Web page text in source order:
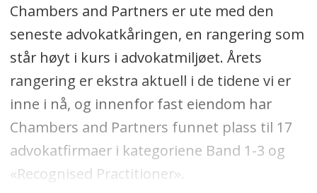
Chambers and Partners er ute med den
seneste advokatkåringen, en rangering som
står høyt i kurs i advokatmiljøet. Årets
rangering er ekstra aktuell i de tidene vi er
inne i nå, og innenfor fast eiendom har
Chambers and Partners funnet plass til 17
advokatfirmaer i kategoriene Band 1-3 og
«Recognised Practitioner».